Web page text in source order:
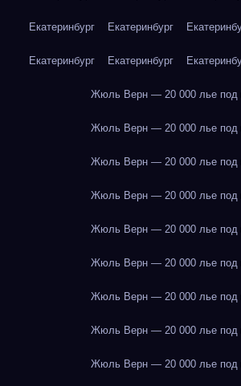
Екатеринбург Екатеринбург
Екатеринбург Екатеринбург
Жюль Верн — 20 000 лье под
Жюль Верн — 20 000 лье под
Жюль Верн — 20 000 лье под
Жюль Верн — 20 000 лье под
Жюль Верн — 20 000 лье под
Жюль Верн — 20 000 лье под
Жюль Верн — 20 000 лье под
Жюль Верн — 20 000 лье под
Жюль Верн — 20 000 лье под